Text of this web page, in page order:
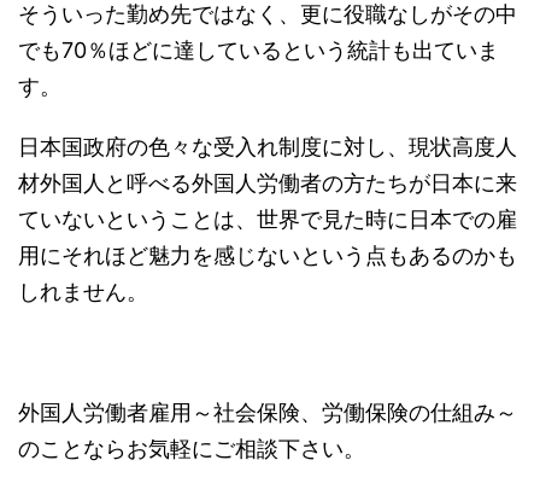
そういった勤め先ではなく、更に役職なしがその中
でも70％ほどに達しているという統計も出ていま
す。
日本国政府の色々な受入れ制度に対し、現状高度人
材外国人と呼べる外国人労働者の方たちが日本に来
ていないということは、世界で見た時に日本での雇
用にそれほど魅力を感じないという点もあるのかも
しれません。
外国人労働者雇用～社会保険、労働保険の仕組み～
のことならお気軽にご相談下さい。